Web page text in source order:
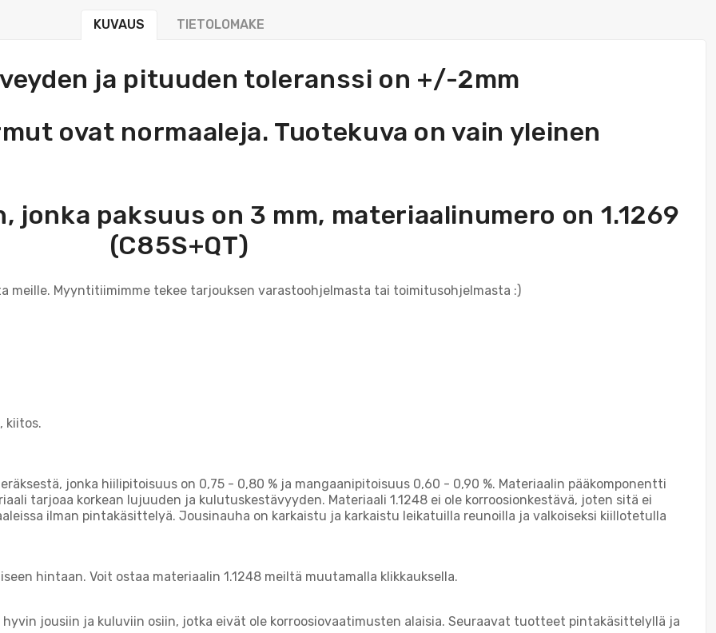
KUVAUS TIETOLOMAKE
ja pituuden toleranssi on +/-2mm
ovat normaaleja. Tuotekuva on vain yleinen
jonka paksuus on 3 mm, materiaalinumero on 1.1269
(C85S+QT)
meille. Myyntitiimimme tekee tarjouksen varastoohjelmasta tai toimitusohjelmasta :)
kiitos.
jonka hiilipitoisuus on 0,75 - 0,80 % ja mangaanipitoisuus 0,60 - 0,90 %. Materiaalin pääkomponentti
tarjoaa korkean lujuuden ja kulutuskestävyyden. Materiaali 1.1248 ei ole korroosionkestävä, joten sitä ei
ilman pintakäsittelyä. Jousinauha on karkaistu ja karkaistu leikatuilla reunoilla ja valkoiseksi kiillotetulla
hintaan. Voit ostaa materiaalin 1.1248 meiltä muutamalla klikkauksella.
jousiin ja kuluviin osiin, jotka eivät ole korroosiovaatimusten alaisia. Seuraavat tuotteet pintakäsittelyllä ja